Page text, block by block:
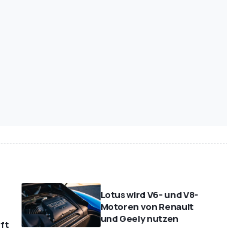
Lotus wird V6- und V8-
Motoren von Renault
und Geely nutzen